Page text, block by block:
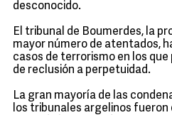
desconocido.
El tribunal de Boumerdes, la
mayor número de atentados,
casos de terrorismo en los que
de reclusión a perpetuidad.
La gran mayoría de las
los tribunales argelinos fueron